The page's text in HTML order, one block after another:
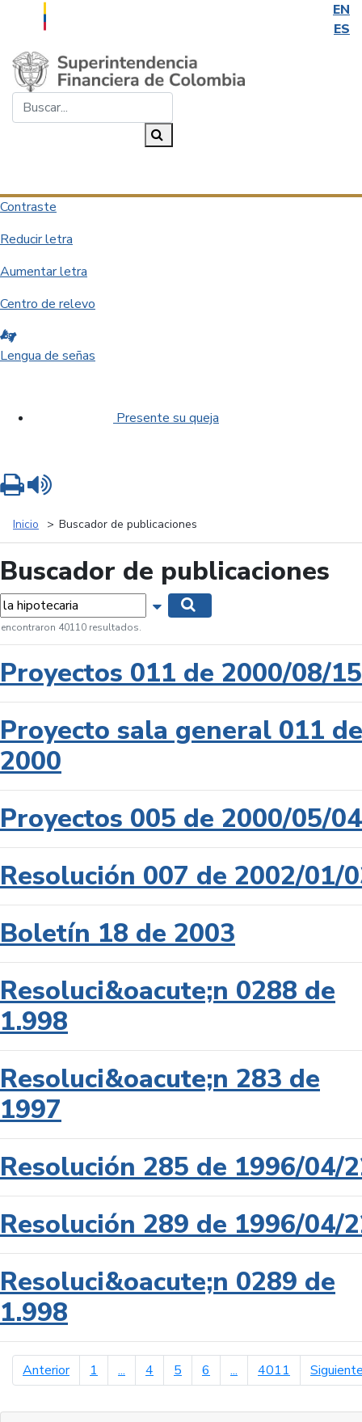
EN
ES
Saltar al contenido principal
Contraste
Reducir letra
Aumentar letra
Centro de relevo
Lengua de señas
Presente su queja
Inicio Buscador de publicaciones
Buscador de publicaciones
Mostrar opciones de búsqueda
encontraron 40110 resultados.
Proyectos 011 de 2000/08/15
Proyecto sala general 011 de
2000
Proyectos 005 de 2000/05/04
Resolución 007 de 2002/01/
Boletín 18 de 2003
Resoluci&oacute;n 0288 de
1.998
Resoluci&oacute;n 283 de
1997
Resolución 285 de 1996/04/
Resolución 289 de 1996/04/
Resoluci&oacute;n 0289 de
1.998
Anteriorpágina anterior
1 ... 4 5 6 ... 4011
Imprimir